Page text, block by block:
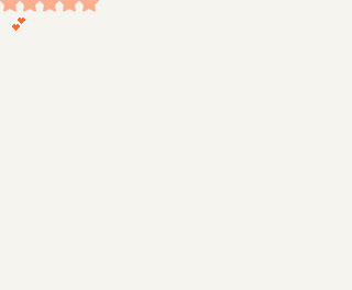
真冬は、一旦ストップしていたので、３月になって久々再開です(^o^)いっぱい歌いました。ピアノ演奏もステキ💕